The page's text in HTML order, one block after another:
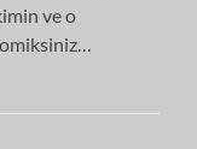
ve o